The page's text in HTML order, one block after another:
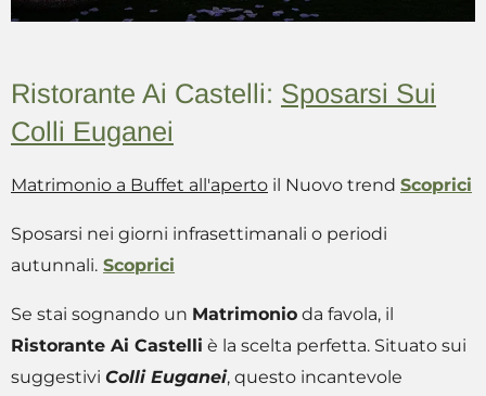
Ristorante Ai Castelli: Sposarsi Sui
Colli Euganei
Matrimonio a Buffet all'aperto il Nuovo trend Scoprici
Sposarsi nei giorni infrasettimanali o periodi
autunnali. Scoprici
Se stai sognando un Matrimonio da favola, il
Ristorante Ai Castelli è la scelta perfetta. Situato sui
suggestivi Colli Euganei, questo incantevole